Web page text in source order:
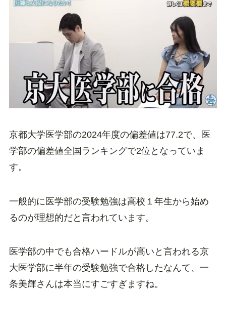
京都大学医学部の2024年度の偏差値は77.2で、医
学部の偏差値全国ランキングで2位となっていま
す。
一般的に医学部の受験勉強は高校１年生から始め
るのが理想的だと言われています。
医学部の中でも合格ハードルが高いと言われる京
大医学部に半年の受験勉強で合格したなんて、一
条美輝さんは本当にすごすぎますね。